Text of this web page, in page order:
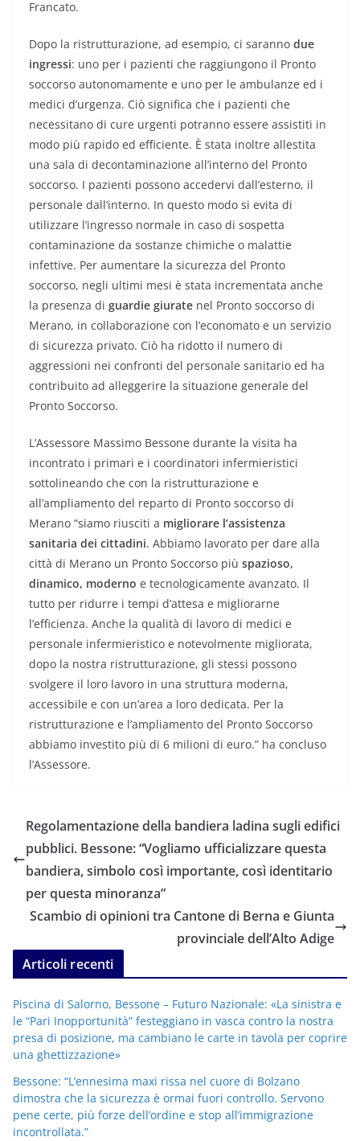
Francato.
Dopo la ristrutturazione, ad esempio, ci saranno due
ingressi: uno per i pazienti che raggiungono il Pronto
soccorso autonomamente e uno per le ambulanze ed i
medici d’urgenza. Ciò significa che i pazienti che
necessitano di cure urgenti potranno essere assistiti in
modo più rapido ed efficiente. È stata inoltre allestita
una sala di decontaminazione all’interno del Pronto
soccorso. I pazienti possono accedervi dall’esterno, il
personale dall’interno. In questo modo si evita di
utilizzare l’ingresso normale in caso di sospetta
contaminazione da sostanze chimiche o malattie
infettive. Per aumentare la sicurezza del Pronto
soccorso, negli ultimi mesi è stata incrementata anche
la presenza di guardie giurate nel Pronto soccorso di
Merano, in collaborazione con l’economato e un servizio
di sicurezza privato. Ciò ha ridotto il numero di
aggressioni nei confronti del personale sanitario ed ha
contribuito ad alleggerire la situazione generale del
Pronto Soccorso.
L’Assessore Massimo Bessone durante la visita ha
incontrato i primari e i coordinatori infermieristici
sottolineando che con la ristrutturazione e
all’ampliamento del reparto di Pronto soccorso di
Merano “siamo riusciti a migliorare l’assistenza
sanitaria dei cittadini. Abbiamo lavorato per dare alla
città di Merano un Pronto Soccorso più spazioso,
dinamico, moderno e tecnologicamente avanzato. Il
tutto per ridurre i tempi d’attesa e migliorarne
l’efficienza. Anche la qualità di lavoro di medici e
personale infermieristico e notevolmente migliorata,
dopo la nostra ristrutturazione, gli stessi possono
svolgere il loro lavoro in una struttura moderna,
accessibile e con un’area a loro dedicata. Per la
ristrutturazione e l’ampliamento del Pronto Soccorso
abbiamo investito più di 6 milioni di euro.” ha concluso
l’Assessore.
Regolamentazione della bandiera ladina sugli edifici
pubblici. Bessone: “Vogliamo ufficializzare questa
bandiera, simbolo così importante, così identitario
per questa minoranza”
Scambio di opinioni tra Cantone di Berna e Giunta
provinciale dell’Alto Adige
Articoli recenti
Piscina di Salorno, Bessone – Futuro Nazionale: «La sinistra e
le “Pari Inopportunità” festeggiano in vasca contro la nostra
presa di posizione, ma cambiano le carte in tavola per coprire
una ghettizzazione»
Bessone: “L’ennesima maxi rissa nel cuore di Bolzano
dimostra che la sicurezza è ormai fuori controllo. Servono
pene certe, più forze dell’ordine e stop all’immigrazione
incontrollata.”